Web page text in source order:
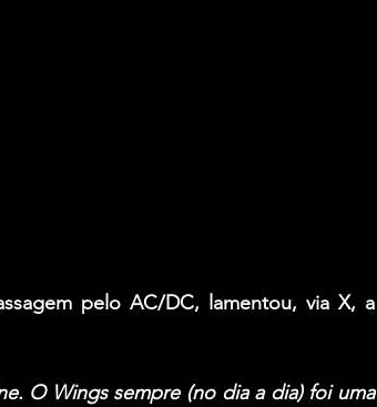
pelo AC/DC, lamentou, via X, a
. O Wings sempre (no dia a dia) foi uma